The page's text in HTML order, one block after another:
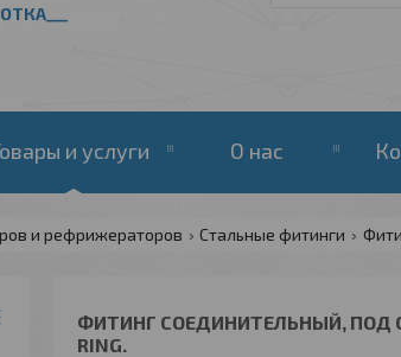
и услуги О нас
и рефрижераторов Стальные фитинги
ФИТИНГ СОЕДИНИТЕЛЬНЫЙ, ПОД
RING.